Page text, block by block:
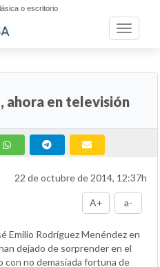
o escritorio
Toggle
ahora en televisión
22 de octubre de 2014, 12:37h
A+ a-
Emilio Rodríguez Menéndez en
dejado de sorprender en el
con no demasiada fortuna de